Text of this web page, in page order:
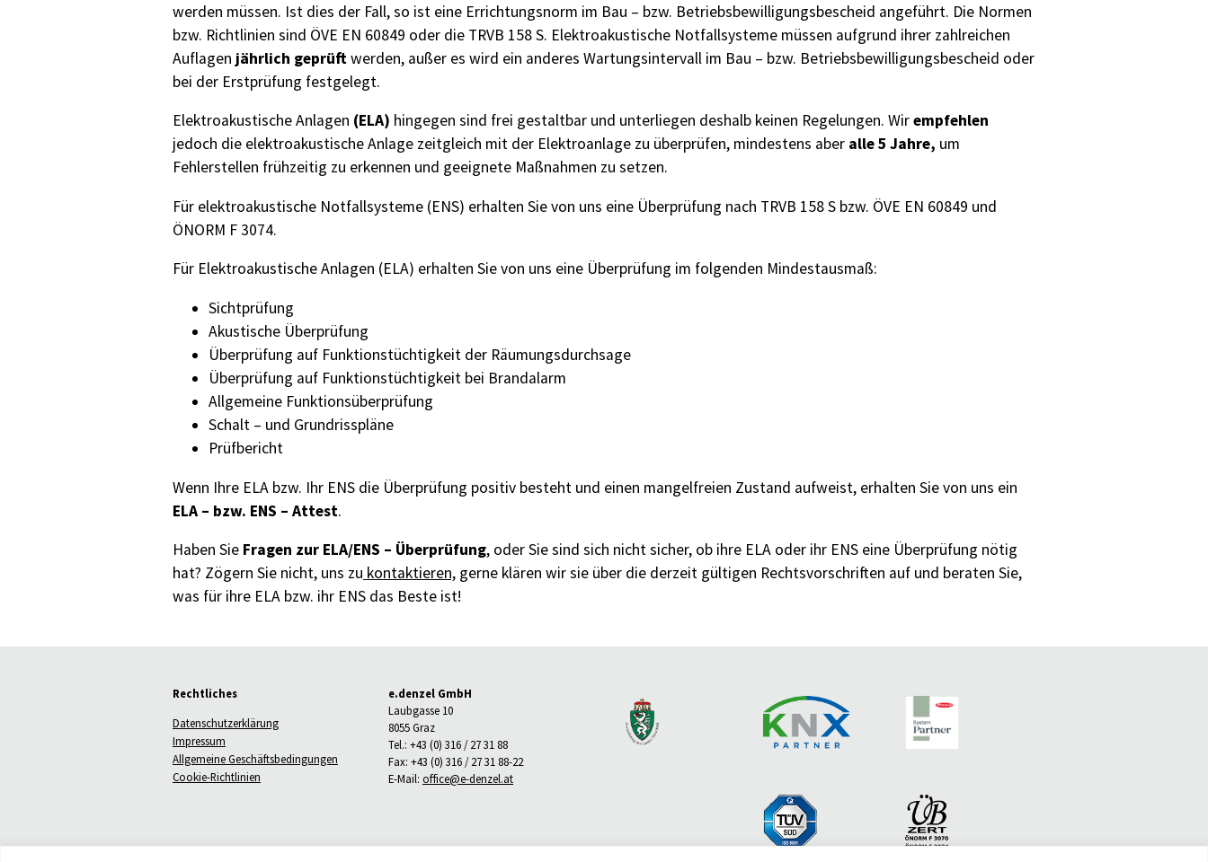
werden müssen. Ist dies der Fall, so ist eine Errichtungsnorm im Bau – bzw. Betriebsbewilligungsbescheid angeführt. Die Normen
bzw. Richtlinien sind ÖVE EN 60849 oder die TRVB 158 S. Elektroakustische Notfallsysteme müssen aufgrund ihrer zahlreichen
Auflagen jährlich geprüftwerden, außer es wird ein anderes Wartungsintervall im Bau – bzw. Betriebsbewilligungsbescheid oder
bei der Erstprüfung festgelegt.
Elektroakustische Anlagen (ELA) hingegen sind frei gestaltbar und unterliegen deshalb keinen Regelungen. Wirempfehlen
jedoch die elektroakustische Anlage zeitgleich mit der Elektroanlage zu überprüfen, mindestens aber alle 5 Jahre, um
Fehlerstellen frühzeitig zu erkennen und geeignete Maßnahmen zu setzen.
Für elektroakustische Notfallsysteme (ENS) erhalten Sie von uns eine Überprüfung nach TRVB 158 S bzw. ÖVE EN 60849 und
ÖNORM F 3074.
Für Elektroakustische Anlagen (ELA) erhalten Sie von uns eine Überprüfung im folgenden Mindestausmaß:
Sichtprüfung
Akustische Überprüfung
Überprüfung auf Funktionstüchtigkeit der Räumungsdurchsage
Überprüfung auf Funktionstüchtigkeit bei Brandalarm
Allgemeine Funktionsüberprüfung
Schalt – und Grundrisspläne
Prüfbericht
Wenn Ihre ELA bzw. Ihr ENS die Überprüfung positiv besteht und einen mangelfreien Zustand aufweist, erhalten Sie von uns ein
ELA – bzw. ENS – Attest.
Haben Sie Fragen zur ELA/ENS – Überprüfung, oder Sie sind sich nicht sicher, ob ihre ELA oder ihr ENS eine Überprüfung nötig
hat? Zögern Sie nicht, uns zu kontaktieren, gerne klären wir sie über die derzeit gültigen Rechtsvorschriften auf und beraten Sie,
was für ihre ELA bzw. ihr ENS das Beste ist!
Rechtliches
Datenschutzerklärung
Impressum
Allgemeine Geschäftsbedingungen
Cookie-Richtlinien
e.denzel GmbH
Laubgasse 10
8055 Graz
Tel.: +43 (0) 316 / 27 31 88
Fax: +43 (0) 316 / 27 31 88-22
E-Mail: office@e-denzel.at